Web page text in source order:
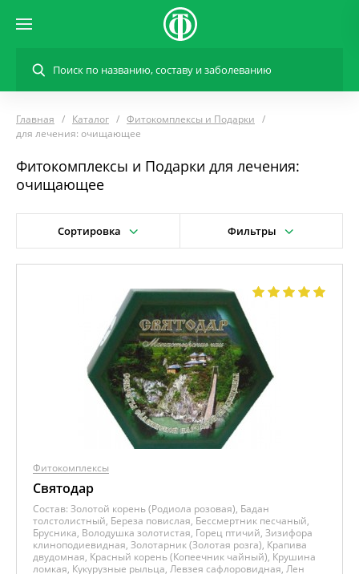
Главная Каталог
Фитокомплексы и Подарки
для лечения: очищающее
Фитокомплексы и Подарки для лечения:
очищающее
Сортировка Фильтры
Фитокомплексы
Святодар
Состав: Золотой корень (Родиола розовая), Бадан
толстолистный, Береза повислая, Бессмертник песчаный,
Брусника, Володушка золотистая, Горец птичий, Зизифора
клиноподиевидная, Золотарник (Золотая розга), Крапива
двудомная, Красный корень (Копеечник чайный), Крушина
ломкая, Кукурузные рыльца, Левзея сафлоровидная, Лен